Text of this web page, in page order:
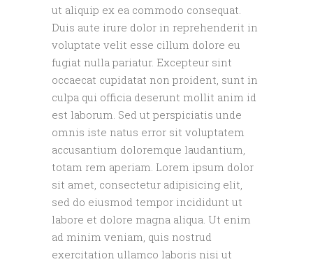
ut aliquip ex ea commodo consequat.
Duis aute irure dolor in reprehenderit in
voluptate velit esse cillum dolore eu
fugiat nulla pariatur. Excepteur sint
occaecat cupidatat non proident, sunt in
culpa qui officia deserunt mollit anim id
est laborum. Sed ut perspiciatis unde
omnis iste natus error sit voluptatem
accusantium doloremque laudantium,
totam rem aperiam. Lorem ipsum dolor
sit amet, consectetur adipisicing elit,
sed do eiusmod tempor incididunt ut
labore et dolore magna aliqua. Ut enim
ad minim veniam, quis nostrud
exercitation ullamco laboris nisi ut